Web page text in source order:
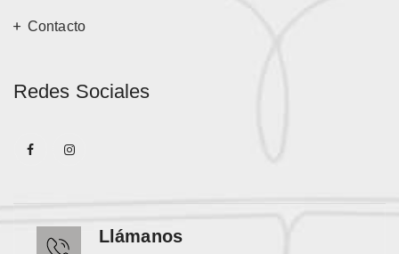
Contacto
Redes Sociales
Llámanos